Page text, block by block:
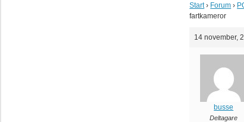
Start › Forum ›
fartkameror
14 november,
busse
Deltagare